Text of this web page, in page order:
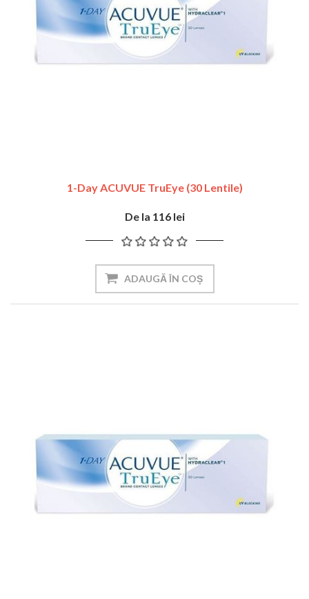
1-Day ACUVUE TruEye (30 Lentile)
De la 116 lei
ADAUGĂ ÎN COȘ